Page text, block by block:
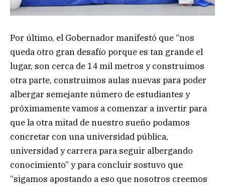
Por último, el Gobernador manifestó que “nos
queda otro gran desafío porque es tan grande el
lugar, son cerca de 14 mil metros y construimos
otra parte, construimos aulas nuevas para poder
albergar semejante número de estudiantes y
próximamente vamos a comenzar a invertir para
que la otra mitad de nuestro sueño podamos
concretar con una universidad pública,
universidad y carrera para seguir albergando
conocimiento” y para concluir sostuvo que
“sigamos apostando a eso que nosotros creemos